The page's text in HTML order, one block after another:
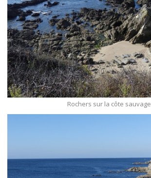
Rochers sur la côte sauvage